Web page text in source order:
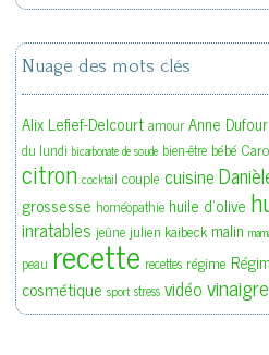
Nuage des mots clés
Alix Lefief-Delcourt amour Anne Dufour
du lundi bicarbonate de soude bien-être bébé
citron cocktail couple cuisine
grossesse homéopathie huile d'olive
inratables jeûne julien kaibeck malin
peau recette recettes régime
cosmétique sport stress vidéovinaigre